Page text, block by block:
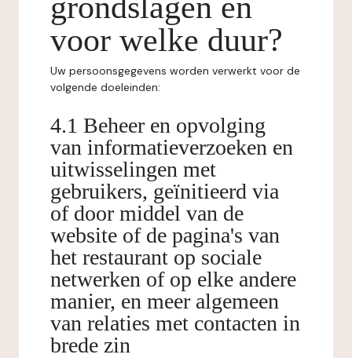
voor welke duur?
Uw persoonsgegevens worden verwerkt voor de
volgende doeleinden:
4.1 Beheer en opvolging
van informatieverzoeken en
uitwisselingen met
gebruikers, geïnitieerd via
of door middel van de
website of de pagina's van
het restaurant op sociale
netwerken of op elke andere
manier, en meer algemeen
van relaties met contacten in
brede zin